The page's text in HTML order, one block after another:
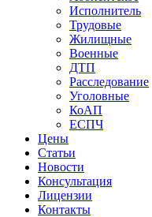
Исполнитель
Трудовые
Жилищные
Военные
ДТП
Расследование
Уголовные
КоАП
ЕСПЧ
Цены
Статьи
Новости
Консультация
Лицензии
Контакты